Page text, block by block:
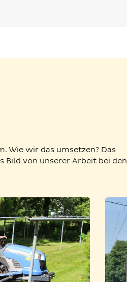
Wie wir das umsetzen? Das
Bild von unserer Arbeit bei den